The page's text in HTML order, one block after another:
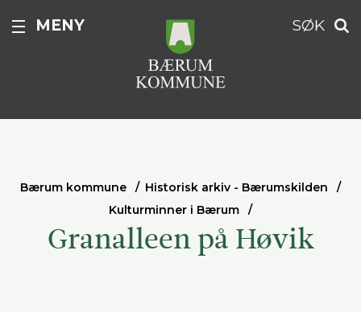
MENY SØK
Bærum kommune
Historisk arkiv - Bærumskilden
Kulturminner i Bærum
Granalleen på Høvik